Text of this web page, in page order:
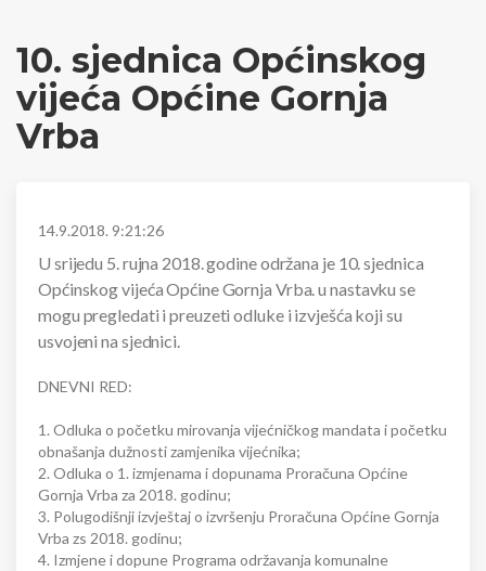
10. sjednica Općinskog
vijeća Općine Gornja
Vrba
14.9.2018. 9:21:26
U srijedu 5. rujna 2018. godine održana je 10. sjednica
Općinskog vijeća Općine Gornja Vrba. u nastavku se
mogu pregledati i preuzeti odluke i izvješća koji su
usvojeni na sjednici.
DNEVNI RED:
1. Odluka o početku mirovanja vijećničkog mandata i početku
obnašanja dužnosti zamjenika vijećnika;
2. Odluka o 1. izmjenama i dopunama Proračuna Općine
Gornja Vrba za 2018. godinu;
3. Polugodišnji izvještaj o izvršenju Proračuna Općine Gornja
Vrba zs 2018. godinu;
4. Izmjene i dopune Programa održavanja komunalne